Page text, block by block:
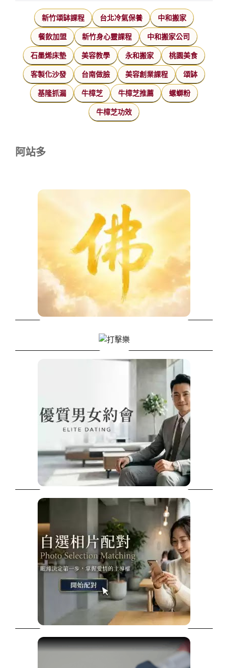
新竹頌缽課程 台北冷氣保養 中和搬家
餐飲加盟 新竹身心靈課程 中和搬家公司
石墨烯床墊 美容教學 永和搬家 桃園美食
客製化沙發 台南做臉 美容創業課程 頌缽
基隆抓漏 牛樟芝 牛樟芝推薦 螺螄粉
牛樟芝功效
阿站多